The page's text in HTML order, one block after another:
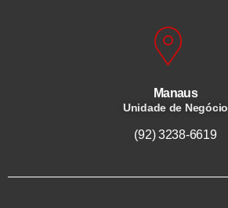
Manaus
Unidade de Negócio
(92) 3238-6619